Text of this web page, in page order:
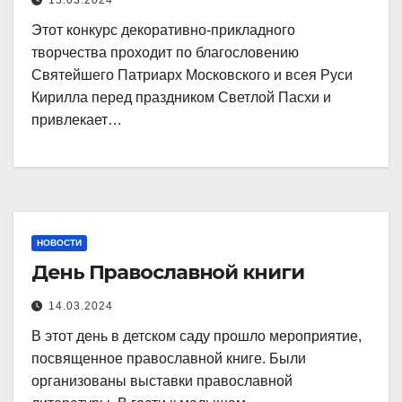
Этот конкурс декоративно-прикладного
творчества проходит по благословению
Святейшего Патриарх Московского и всея Руси
Кирилла перед праздником Светлой Пасхи и
привлекает…
НОВОСТИ
День Православной книги
14.03.2024
В этот день в детском саду прошло мероприятие,
посвященное православной книге. Были
организованы выставки православной